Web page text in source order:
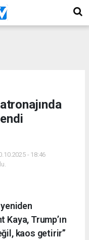
- 18:46
Trump’ın
kaos getirir”